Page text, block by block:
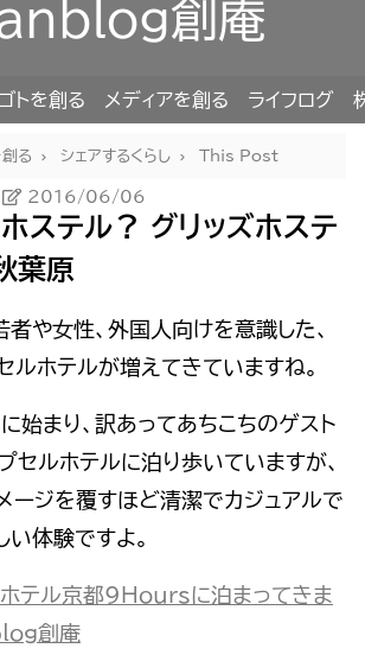
創庵
トを創る メディアを創る ライフログ
る シェアするくらし This Post
2016/06/06
ステル？ グリッズホステ
葉原
者や女性、外国人向けを意識した、
ルホテルが増えてきていますね。
始まり、訳あってあちこちのゲスト
セルホテルに泊り歩いていますが、
ージを覆すほど清潔でカジュアルで
い体験ですよ。
テル京都9Hoursに泊まってきま
創庵